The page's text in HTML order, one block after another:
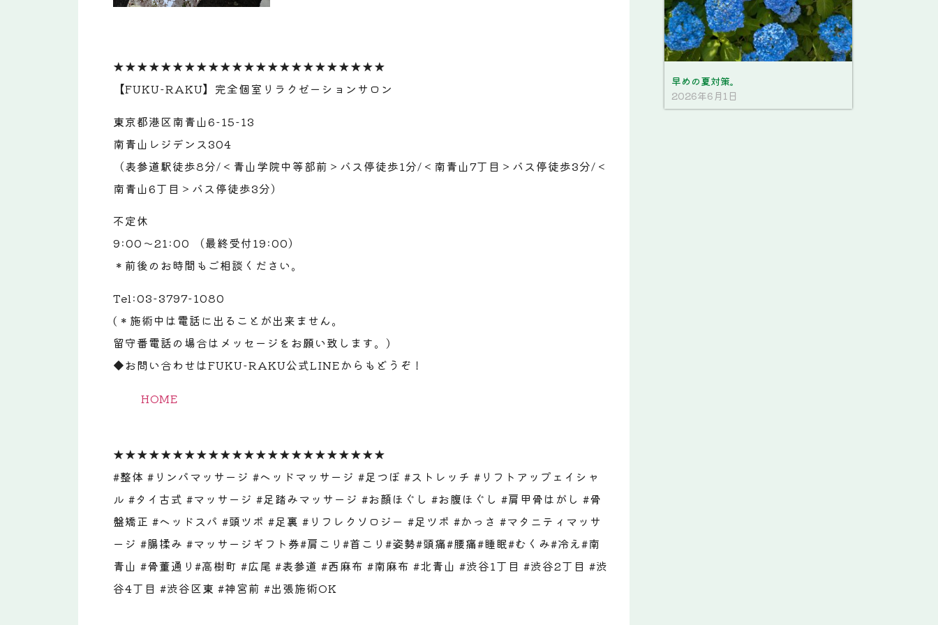
★★★★★★★★★★★★★★★★★★★★★★★
【FUKU-RAKU】完全個室リラクゼーションサロン
東京都港区南青山6-15-13
南青山レジデンス304
（表参道駅徒歩8分/＜青山学院中等部前＞バス停徒歩1分/＜南青山7丁目＞バス停徒歩3分/＜
南青山6丁目＞バス停徒歩3分）
不定休
9:00～21:00 （最終受付19:00）
＊前後のお時間もご相談ください。
Tel:03-3797-1080
(＊施術中は電話に出ることが出来ません。
留守番電話の場合はメッセージをお願い致します。)
◆お問い合わせはFUKU-RAKU公式LINEからもどうぞ！
HOME
★★★★★★★★★★★★★★★★★★★★★★★
#整体 #リンパマッサージ #ヘッドマッサージ #足つぼ #ストレッチ #リフトアップェイシャ
ル #タイ古式 #マッサージ #足踏みマッサージ #お顔ほぐし #お腹ほぐし #肩甲骨はがし #骨
盤矯正 #ヘッドスパ #頭ツボ #足裏 #リフレクソロジー #足ツボ #かっさ #マタニティマッサ
ージ #腸揉み #マッサージギフト券#肩こり#首こり#姿勢#頭痛#腰痛#睡眠#むくみ#冷え#南
青山 #骨董通り#高樹町 #広尾 #表参道 #西麻布 #南麻布 #北青山 #渋谷1丁目 #渋谷2丁目 #渋
谷4丁目 #渋谷区東 #神宮前 #出張施術OK
早めの夏対策。
2026年6月1日